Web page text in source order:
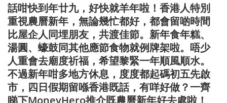
話咁快到年廿九，好快就羊年啦！香港人特別
重視農曆新年，無論幾忙都好，都會留啲時間
比屋企人同埋朋友，共渡佳節。新年食年糕、
湯圓、蠔鼓同其他應節食物就例牌架啦。唔少
人重會去廟度祈福，希望黎緊一年順風順水。
不過新年咁多地方休息，度度都起碼初五先啟
市，四日假期留喺香港既話，有咩好做？一齊
睇下MoneyHero推介既農曆新年好去處啦！